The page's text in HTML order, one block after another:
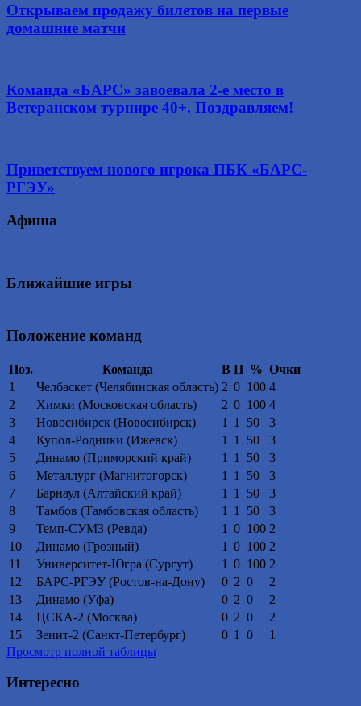
Открываем продажу билетов на первые
домашние матчи
Команда «БАРС» завоевала 2-е место в
Ветеранском турнире 40+. Поздравляем!
Приветствуем нового игрока ПБК «БАРС-
РГЭУ»
Афиша
Ближайшие игры
Положение команд
Поз. Команда В П % Очки
1
Челбаскет (Челябинская область) 2 0 100 4
2
Химки (Московская область) 2 0 100 4
3
Новосибирск (Новосибирск) 1 1 50
3
4
Купол-Родники (Ижевск) 1 1 50
3
5
Динамо (Приморский край) 1 1 50
3
6
Металлург (Магнитогорск) 1 1 50
3
7
Барнаул (Алтайский край) 1 1 50
3
8
Тамбов (Тамбовская область) 1 1 50
3
9
Темп-СУМЗ (Ревда) 1 0 100 2
10
Динамо (Грозный) 1 0 100 2
11
Университет-Югра (Сургут) 1 0 100 2
12
БАРС-РГЭУ (Ростов-на-Дону) 0 2 0
2
13
Динамо (Уфа) 0 2 0
2
14
ЦСКА-2 (Москва) 0 2 0
2
15
Зенит-2 (Санкт-Петербург) 0 1 0
1
Просмотр полной таблицы
Интересно